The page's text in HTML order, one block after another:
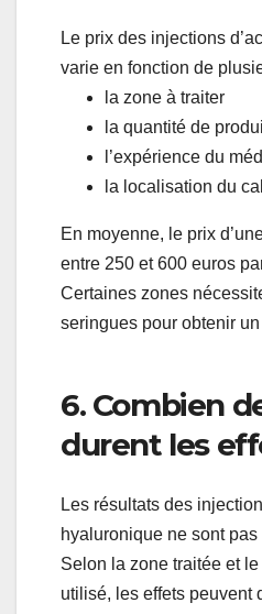
Le prix des injections
varie en fonction de
la zone à traiter
la quantité de
l’expérience du
la localisation du
En moyenne, le prix
entre 250 et 600 euros
Certaines zones
seringues pour obtenir
6. Combien
durent les
Les résultats des
hyaluronique ne sont pas
Selon la zone traitée et
utilisé, les effets peuvent